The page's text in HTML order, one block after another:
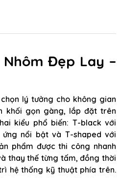
Nhôm Đẹp Lay –
lý tưởng cho không gian
khối gọn gàng, lắp đặt trên
kiểu phổ biến: T-black với
nổi bật và T-shaped với
phẩm được thi công nhanh
thay thế từng tấm, đồng thời
hệ thống kỹ thuật phía trên.